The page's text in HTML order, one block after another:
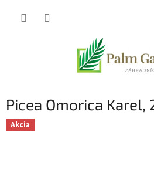
Picea Omorica Karel,
Akcia